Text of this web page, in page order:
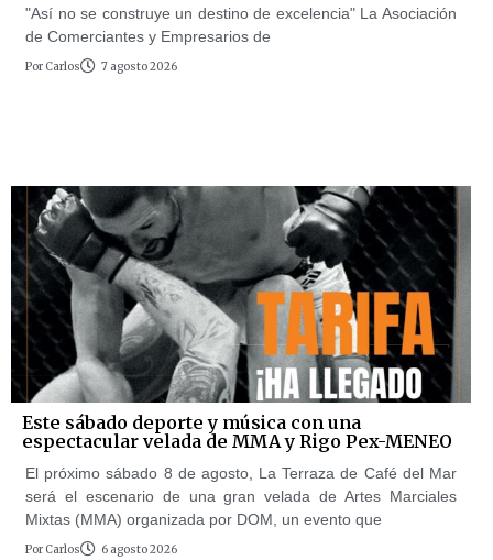
"Así no se construye un destino de excelencia" La Asociación
de Comerciantes y Empresarios de
Por Carlos 7 agosto 2026
Este sábado deporte y música con una
espectacular velada de MMA y Rigo Pex-MENEO
El próximo sábado 8 de agosto, La Terraza de Café del Mar
será el escenario de una gran velada de Artes Marciales
Mixtas (MMA) organizada por DOM, un evento que
Por Carlos 6 agosto 2026